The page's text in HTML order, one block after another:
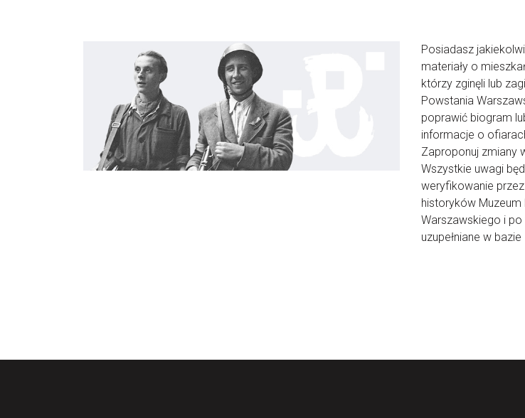
Posiadasz
materiały o
którzy zginęli lub
Powstania
poprawić biogram
informacje o
Zaproponuj zmiany
Wszystkie uwagi
weryfikowanie
historyków
Warszawskiego i
uzupełniane w bazie